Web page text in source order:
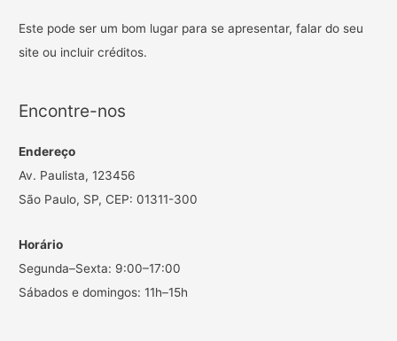
Este pode ser um bom lugar para se apresentar, falar do seu
site ou incluir créditos.
Encontre-nos
Endereço
Av. Paulista, 123456
São Paulo, SP, CEP: 01311-300
Horário
Segunda–Sexta: 9:00–17:00
Sábados e domingos: 11h–15h